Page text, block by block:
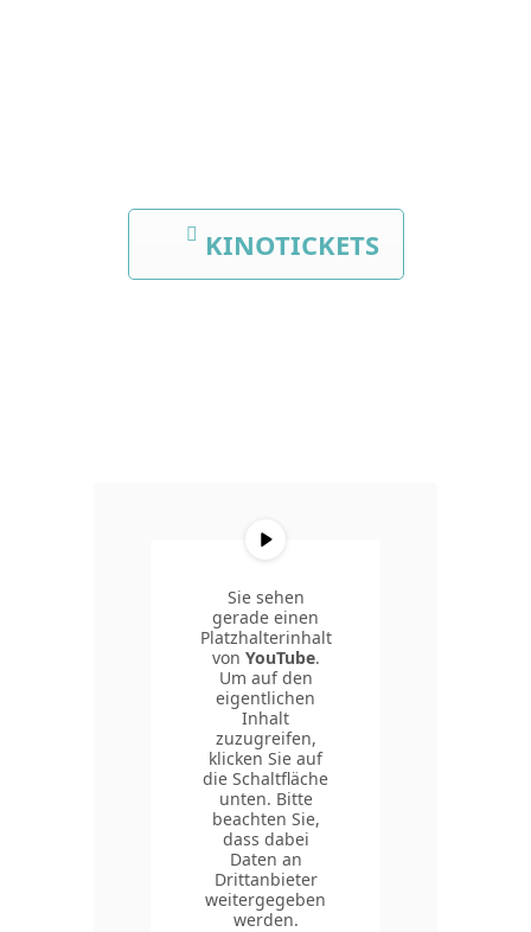
KINOTICKETS
Sie sehen
gerade einen
Platzhalterinhalt
von YouTube.
Um auf den
eigentlichen
Inhalt
zuzugreifen,
klicken Sie auf
die Schaltfläche
unten. Bitte
beachten Sie,
dass dabei
Daten an
Drittanbieter
weitergegeben
werden.